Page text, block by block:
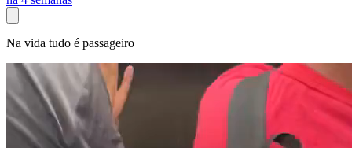
Na vida tudo é passageiro